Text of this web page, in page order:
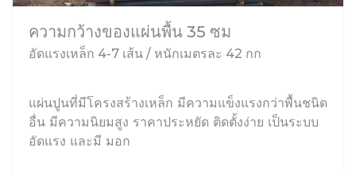
ความกว้างของแผ่นพื้น 35 ซม
อัดแรงเหล็ก 4-7 เส้น / หนักเมตรละ 42 กก
แผ่นปูนที่มีโครงสร้างเหล็ก มีความแข็งแรงกว่าพื้นชนิด
อื่น มีความนิยมสูง ราคาประหยัด ติดตั้งง่าย เป็นระบบ
อัดแรง และมี มอก